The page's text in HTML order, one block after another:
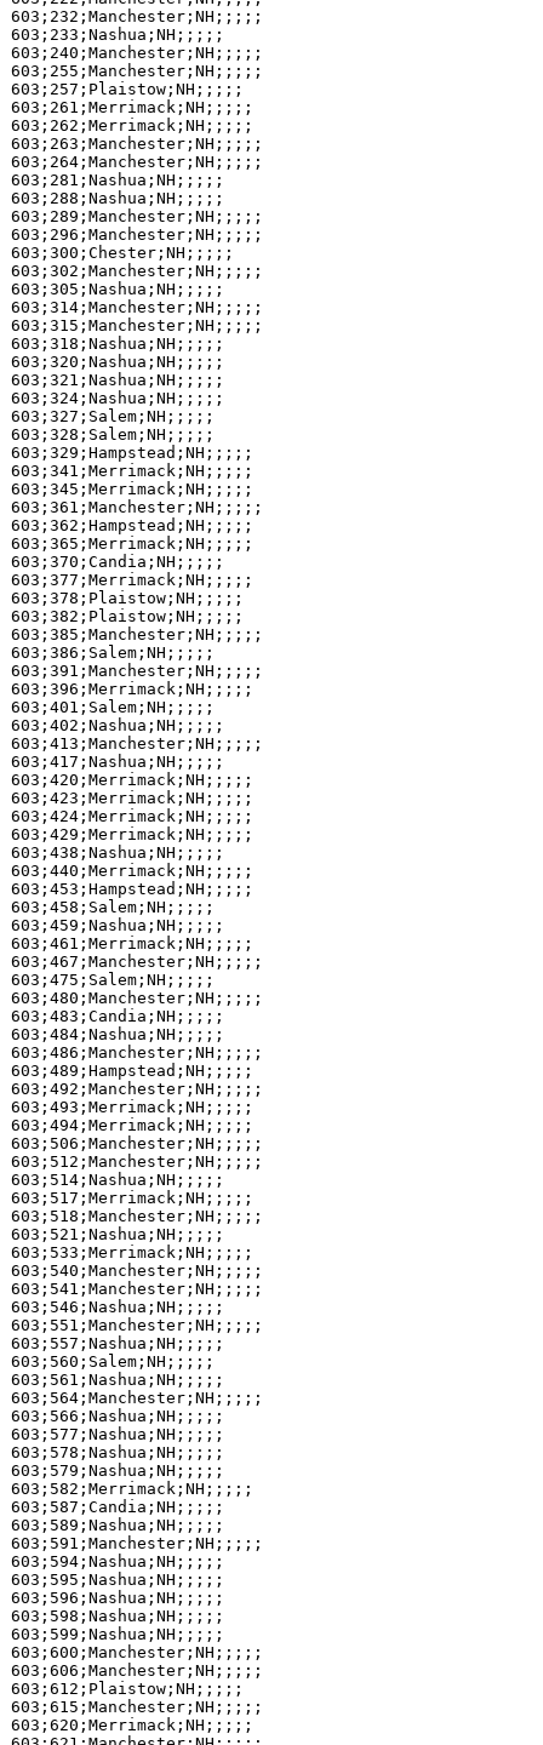
603;232;Manchester;NH;;;;;
603;233;Nashua;NH;;;;;
603;240;Manchester;NH;;;;;
603;255;Manchester;NH;;;;;
603;257;Plaistow;NH;;;;;
603;261;Merrimack;NH;;;;;
603;262;Merrimack;NH;;;;;
603;263;Manchester;NH;;;;;
603;264;Manchester;NH;;;;;
603;281;Nashua;NH;;;;;
603;288;Nashua;NH;;;;;
603;289;Manchester;NH;;;;;
603;296;Manchester;NH;;;;;
603;300;Chester;NH;;;;;
603;302;Manchester;NH;;;;;
603;305;Nashua;NH;;;;;
603;314;Manchester;NH;;;;;
603;315;Manchester;NH;;;;;
603;318;Nashua;NH;;;;;
603;320;Nashua;NH;;;;;
603;321;Nashua;NH;;;;;
603;324;Nashua;NH;;;;;
603;327;Salem;NH;;;;;
603;328;Salem;NH;;;;;
603;329;Hampstead;NH;;;;;
603;341;Merrimack;NH;;;;;
603;345;Merrimack;NH;;;;;
603;361;Manchester;NH;;;;;
603;362;Hampstead;NH;;;;;
603;365;Merrimack;NH;;;;;
603;370;Candia;NH;;;;;
603;377;Merrimack;NH;;;;;
603;378;Plaistow;NH;;;;;
603;382;Plaistow;NH;;;;;
603;385;Manchester;NH;;;;;
603;386;Salem;NH;;;;;
603;391;Manchester;NH;;;;;
603;396;Merrimack;NH;;;;;
603;401;Salem;NH;;;;;
603;402;Nashua;NH;;;;;
603;413;Manchester;NH;;;;;
603;417;Nashua;NH;;;;;
603;420;Merrimack;NH;;;;;
603;423;Merrimack;NH;;;;;
603;424;Merrimack;NH;;;;;
603;429;Merrimack;NH;;;;;
603;438;Nashua;NH;;;;;
603;440;Merrimack;NH;;;;;
603;453;Hampstead;NH;;;;;
603;458;Salem;NH;;;;;
603;459;Nashua;NH;;;;;
603;461;Merrimack;NH;;;;;
603;467;Manchester;NH;;;;;
603;475;Salem;NH;;;;;
603;480;Manchester;NH;;;;;
603;483;Candia;NH;;;;;
603;484;Nashua;NH;;;;;
603;486;Manchester;NH;;;;;
603;489;Hampstead;NH;;;;;
603;492;Manchester;NH;;;;;
603;493;Merrimack;NH;;;;;
603;494;Merrimack;NH;;;;;
603;506;Manchester;NH;;;;;
603;512;Manchester;NH;;;;;
603;514;Nashua;NH;;;;;
603;517;Merrimack;NH;;;;;
603;518;Manchester;NH;;;;;
603;521;Nashua;NH;;;;;
603;533;Merrimack;NH;;;;;
603;540;Manchester;NH;;;;;
603;541;Manchester;NH;;;;;
603;546;Nashua;NH;;;;;
603;551;Manchester;NH;;;;;
603;557;Nashua;NH;;;;;
603;560;Salem;NH;;;;;
603;561;Nashua;NH;;;;;
603;564;Manchester;NH;;;;;
603;566;Nashua;NH;;;;;
603;577;Nashua;NH;;;;;
603;578;Nashua;NH;;;;;
603;579;Nashua;NH;;;;;
603;582;Merrimack;NH;;;;;
603;587;Candia;NH;;;;;
603;589;Nashua;NH;;;;;
603;591;Manchester;NH;;;;;
603;594;Nashua;NH;;;;;
603;595;Nashua;NH;;;;;
603;596;Nashua;NH;;;;;
603;598;Nashua;NH;;;;;
603;599;Nashua;NH;;;;;
603;600;Manchester;NH;;;;;
603;606;Manchester;NH;;;;;
603;612;Plaistow;NH;;;;;
603;615;Manchester;NH;;;;;
603;620;Merrimack;NH;;;;;